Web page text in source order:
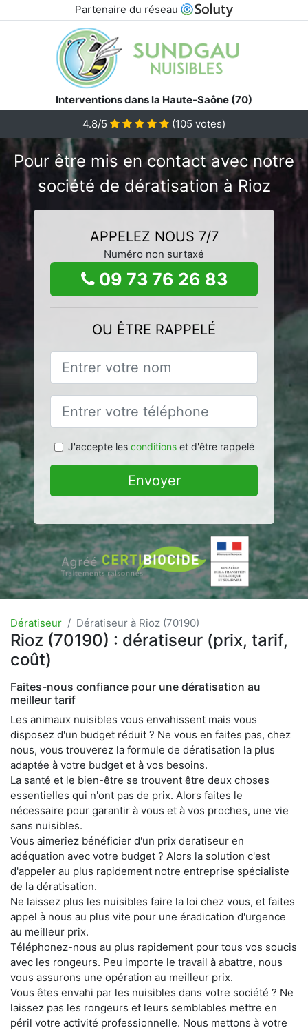
Partenaire du réseau
Interventions dans la Haute-Saône (70)
4.8/5
(105 votes)
Pour être mis en contact avec notre
société de dératisation à Rioz
APPELEZ NOUS 7/7
Numéro non surtaxé
09 73 76 26 83
OU ÊTRE RAPPELÉ
J'accepte les conditionset d'être rappelé
Envoyer
Dératiseur Dératiseur à Rioz (70190)
Rioz (70190) : dératiseur (prix, tarif,
coût)
Faites-nous confiance pour une dératisation au
meilleur tarif
Les animaux nuisibles vous envahissent mais vous
disposez d'un budget réduit ? Ne vous en faites pas, chez
nous, vous trouverez la formule de dératisation la plus
adaptée à votre budget et à vos besoins.
La santé et le bien-être se trouvent être deux choses
essentielles qui n'ont pas de prix. Alors faites le
nécessaire pour garantir à vous et à vos proches, une vie
sans nuisibles.
Vous aimeriez bénéficier d'un prix deratiseur en
adéquation avec votre budget ? Alors la solution c'est
d'appeler au plus rapidement notre entreprise spécialiste
de la dératisation.
Ne laissez plus les nuisibles faire la loi chez vous, et faites
appel à nous au plus vite pour une éradication d'urgence
au meilleur prix.
Téléphonez-nous au plus rapidement pour tous vos soucis
avec les rongeurs. Peu importe le travail à abattre, nous
vous assurons une opération au meilleur prix.
Vous êtes envahi par les nuisibles dans votre société ? Ne
laissez pas les rongeurs et leurs semblables mettre en
péril votre activité professionnelle. Nous mettons à votre